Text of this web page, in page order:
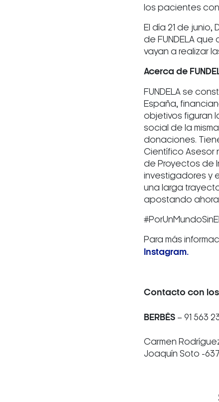
los pacientes con
El día 21 de
de FUNDELA
vayan a realizar
Acerca de
FUNDELA se
España,
objetivos figuran
social de la
donaciones.
Científico Asesor
de Proyectos de
investigadores y
una larga
apostando ahora
Para más
Instagram.
Contacto con
BERBĒS – 91 563
Carmen
Joaquín Soto -